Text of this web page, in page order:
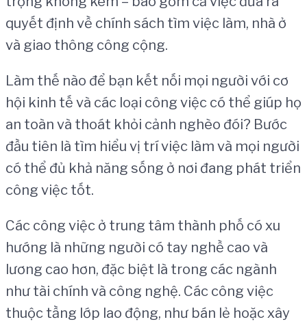
quyết định về chính sách tìm việc làm, nhà ở
và giao thông công cộng.
Làm thế nào để bạn kết nối mọi người với cơ
hội kinh tế và các loại công việc có thể giúp họ
an toàn và thoát khỏi cảnh nghèo đói? Bước
đầu tiên là tìm hiểu vị trí việc làm và mọi người
có thể đủ khả năng sống ở nơi đang phát triển
công việc tốt.
Các công việc ở trung tâm thành phố có xu
hướng là những người có tay nghề cao và
lương cao hơn, đặc biệt là trong các ngành
như tài chính và công nghệ. Các công việc
thuộc tầng lớp lao động, như bán lẻ hoặc xây